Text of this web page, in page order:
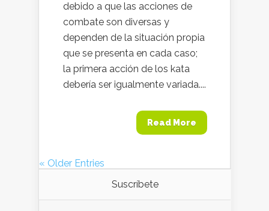
debido a que las acciones de
combate son diversas y
dependen de la situación propia
que se presenta en cada caso;
la primera acción de los kata
debería ser igualmente variada....
Read More
« Older Entries
Suscríbete